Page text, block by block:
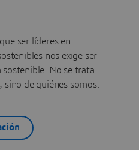
ser líderes en
nos exige ser
sostenible. No se trata
sino de quiénes somos.